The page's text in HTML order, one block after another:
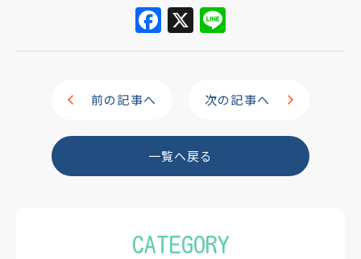
F
a
o
o
X
n
前の記事へ 次の記事へ
一覧へ戻る
CATEGORY